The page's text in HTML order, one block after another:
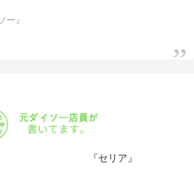
ー』
『セリア』